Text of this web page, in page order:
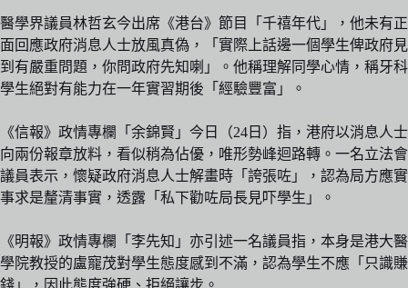
醫學界議員林哲玄今出席《港台》節目「千禧年代」，他未有正
面回應政府消息人士放風真偽，「實際上話邊一個學生俾政府見
到有嚴重問題，你問政府先知喇」。他稱理解同學心情，稱牙科
學生絕對有能力在一年實習期後「經驗豐富」。
《信報》政情專欄「余錦賢」今日（24日）指，港府以消息人士
向兩份報章放料，看似稍為佔優，唯形勢峰迴路轉。一名立法會
議員表示，懷疑政府消息人士解畫時「誇張咗」，認為局方應實
事求是釐清事實，透露「私下勸咗局長見吓學生」。
《明報》政情專欄「李先知」亦引述一名議員指，本身是港大醫
學院教授的盧寵茂對學生態度感到不滿，認為學生不應「只識賺
錢」，因此態度強硬、拒絕讓步。